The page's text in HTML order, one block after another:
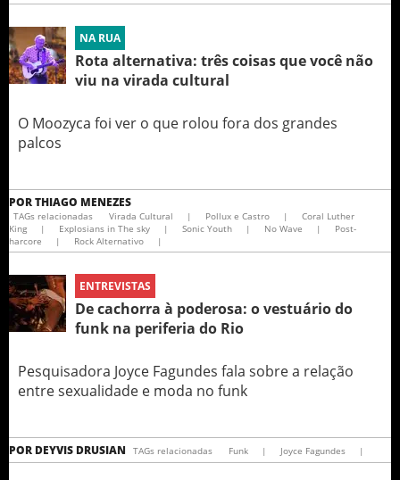
NA RUA
Rota alternativa: três coisas que você não
viu na virada cultural
O Moozyca foi ver o que rolou fora dos grandes
palcos
PORTHIAGO MENEZES
TAGs relacionadas Virada Cultural | Pollux e Castro |
Coral Luther
King
| Explosians in The sky | Sonic Youth | No Wave |
Post-
harcore
| Rock Alternativo |
ENTREVISTAS
De cachorra à poderosa: o vestuário do
funk na periferia do Rio
Pesquisadora Joyce Fagundes fala sobre a relação
entre sexualidade e moda no funk
POR DEYVIS DRUSIAN TAGs relacionadas Funk | Joyce Fagundes |